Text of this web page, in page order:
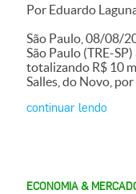
Por Eduardo
São Paulo, 08/08/
São Paulo (TRE-
totalizando R$ 10
Salles, do Novo,
continuar lendo
ECONOMIA &